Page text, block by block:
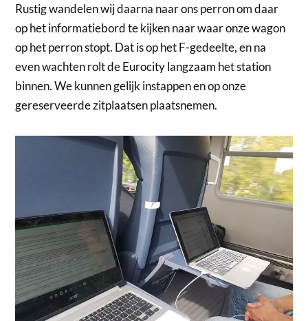
Rustig wandelen wij daarna naar ons perron om daar
op het informatiebord te kijken naar waar onze wagon
op het perron stopt. Dat is op het F-gedeelte, en na
even wachten rolt de Eurocity langzaam het station
binnen. We kunnen gelijk instappen en op onze
gereserveerde zitplaatsen plaatsnemen.